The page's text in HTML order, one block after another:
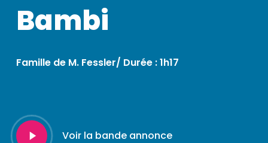
Bambi
Famille de M. Fessler/ Durée : 1h17
Play
Video
Voir la bande annonce